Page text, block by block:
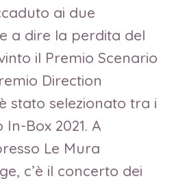
ai due
a dire la perdita del
il Premio Scenario
Direction
stato selezionato tra i
Box 2021. A
Le Mura
c’è il concerto dei